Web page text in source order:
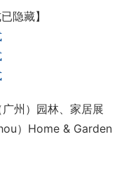
隐藏】
州）园林、家居展
）Home & Garden